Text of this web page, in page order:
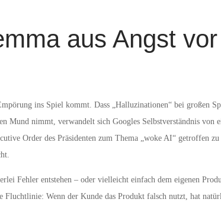
aus Angst
ins Spiel kommt. Dass „Halluzinationen“ bei großen
Mund nimmt, verwandelt sich Googles Selbstverständnis von
Order des Präsidenten zum Thema „woke AI“ getroffen
Fehler entstehen – oder vielleicht einfach dem eigenen
Fluchtlinie: Wenn der Kunde das Produkt falsch nutzt, hat